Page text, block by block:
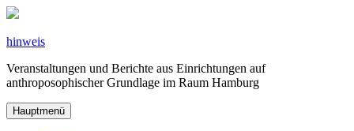
Zum
springen
hinweis
Veranstaltungen und Berichte aus Einrichtungen auf
anthroposophischer Grundlage im Raum Hamburg
Hauptmenü